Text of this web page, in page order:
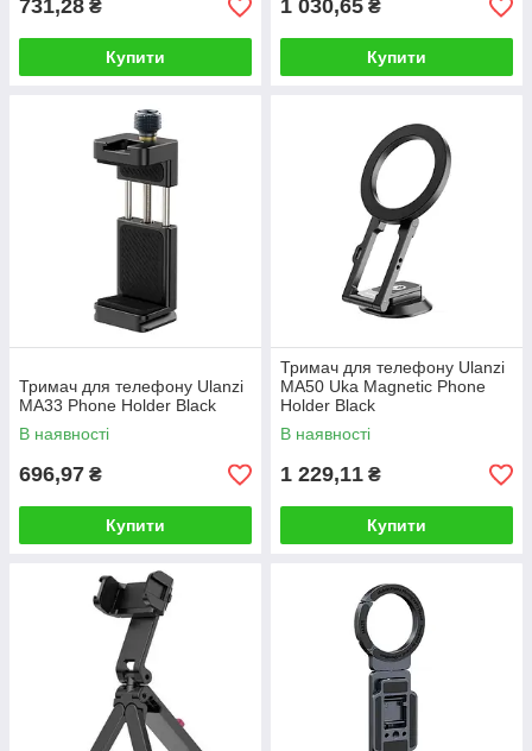
731,28 ₴
Купити
1 030,65 ₴
Купити
Тримач для телефону Ulanzi
MA33 Phone Holder Black
В наявності
696,97 ₴
Купити
Тримач для телефону Ulanzi
MA50 Uka Magnetic Phone
Holder Black
В наявності
1 229,11 ₴
Купити